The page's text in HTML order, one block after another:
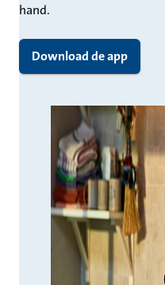
hand.
Download de app